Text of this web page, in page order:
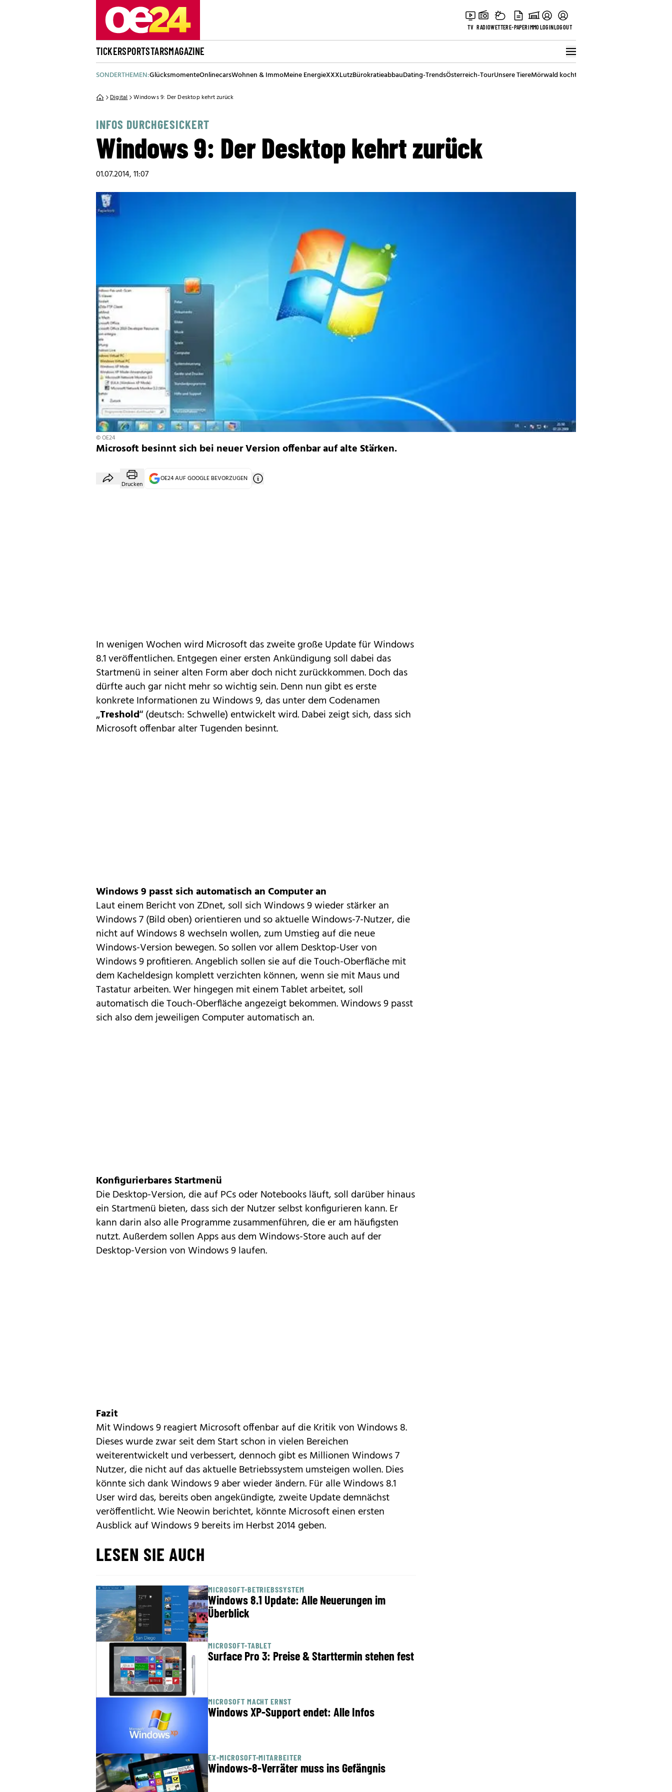
TV RADIOWETTERE-PAPERIMMOLOGINLOGOUT
TICKERSPORTSTARSMAGAZINE
SONDERTHEMEN:GlücksmomenteOnlinecarsWohnen & ImmoMeine EnergieXXXLutzBürokratieabbauDating-TrendsÖsterreich-TourUnsere TiereMörwald kocht
Digital Windows 9: Der Desktop kehrt zurück
INFOS DURCHGESICKERT
Windows 9: Der Desktop kehrt zurück
01.07.2014, 11:07
© OE24
Microsoft besinnt sich bei neuer Version offenbar auf alte Stärken.
Drucken
OE24 AUF GOOGLE BEVORZUGEN
In wenigen Wochen wird Microsoftdas zweite große Update fürWindows
8.1veröffentlichen. Entgegen einer ersten Ankündigung soll dabei das
Startmenü in seiner alten Form aber doch nicht zurückkommen. Doch das
dürfte auch gar nicht mehr so wichtig sein. Denn nun gibt es erste
konkrete Informationen zu Windows 9, das unter dem Codenamen
„Treshold“ (deutsch: Schwelle) entwickelt wird. Dabei zeigt sich, dass sich
Microsoft offenbar alter Tugenden besinnt.
Windows 9 passt sich automatisch an Computer an
Laut einem Bericht von ZDnet, soll sich Windows 9 wieder stärker an
Windows 7 (Bild oben) orientieren und so aktuelle Windows-7-Nutzer, die
nicht auf Windows 8 wechseln wollen, zum Umstieg auf die neue
Windows-Version bewegen. So sollen vor allem Desktop-User von
Windows 9 profitieren. Angeblich sollen sie auf die Touch-Oberfläche mit
dem Kacheldesign komplett verzichten können, wenn sie mit Maus und
Tastatur arbeiten. Wer hingegen mit einem Tablet arbeitet, soll
automatisch die Touch-Oberfläche angezeigt bekommen. Windows 9 passt
sich also dem jeweiligen Computer automatisch an.
Konfigurierbares Startmenü
Die Desktop-Version, die auf PCs oder Notebooks läuft, soll darüber hinaus
ein Startmenü bieten, dass sich der Nutzer selbst konfigurieren kann. Er
kann darin also alle Programme zusammenführen, die er am häufigsten
nutzt. Außerdem sollen Apps aus dem Windows-Store auch auf der
Desktop-Version von Windows 9 laufen.
Fazit
Mit Windows 9 reagiert Microsoft offenbar auf die Kritik von Windows 8.
Dieses wurde zwar seit dem Start schon in vielen Bereichen
weiterentwickelt und verbessert, dennoch gibt es Millionen Windows 7
Nutzer, die nicht auf das aktuelle Betriebssystem umsteigen wollen. Dies
könnte sich dank Windows 9 aber wieder ändern. Für alle Windows 8.1
User wird das, bereits oben angekündigte, zweite Update demnächst
veröffentlicht. WieNeowin berichtet, könnte Microsoft einen ersten
Ausblick auf Windows 9 bereits im Herbst 2014 geben.
LESEN SIE AUCH
MICROSOFT-BETRIEBSSYSTEM
Windows 8.1 Update: Alle Neuerungen im
Überblick
MICROSOFT-TABLET
Surface Pro 3: Preise & Starttermin stehen fest
MICROSOFT MACHT ERNST
Windows XP-Support endet: Alle Infos
EX-MICROSOFT-MITARBEITER
Windows-8-Verräter muss ins Gefängnis